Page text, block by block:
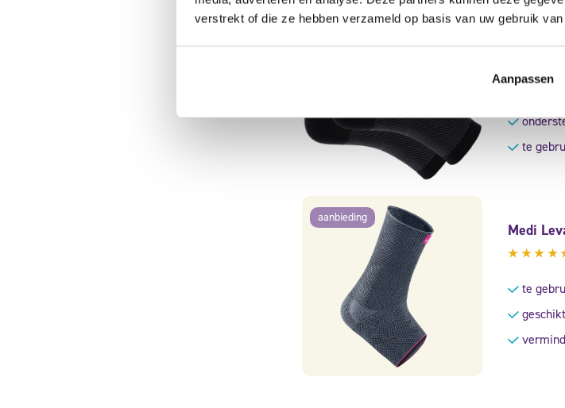
verstrekt of die ze hebben verzameld op basis van uw gebruik
Aanpassen
4.83
te
aanbieding
Medi
5.00
5 te